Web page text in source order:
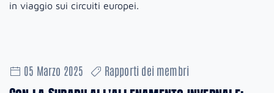
in viaggio sui circuiti europei.
05 Marzo 2025 Rapporti dei membri